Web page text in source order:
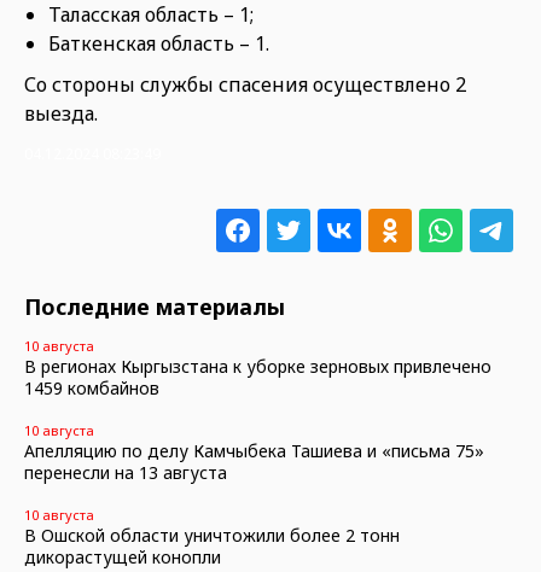
Таласская область – 1;
Баткенская область – 1.
Со стороны службы спасения осуществлено 2
выезда.
Последние материалы
10 августа
В регионах Кыргызстана к уборке зерновых привлечено
1459 комбайнов
10 августа
Апелляцию по делу Камчыбека Ташиева и «письма 75»
перенесли на 13 августа
10 августа
В Ошской области уничтожили более 2 тонн
дикорастущей конопли